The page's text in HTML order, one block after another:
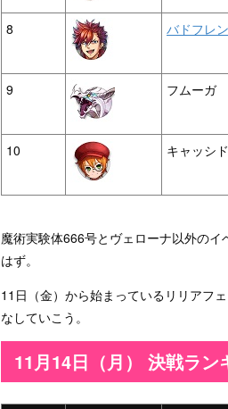
8 バドフレン
9 フムーガ
10 キャッシ
魔術実験体666号とヴェローナ以外の
はず。
11日（金）から始まっているリリアフ
なしていこう。
11月14日（月） 決戦ラン